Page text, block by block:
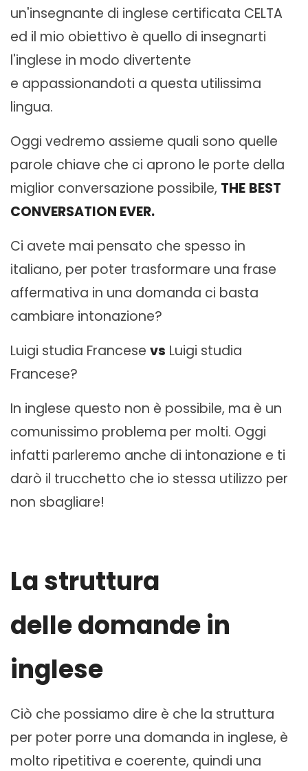
un'insegnante di inglese certificata CELTA
ed il mio obiettivo è quello di insegnarti
l'inglese in modo divertente
e appassionandoti a questa utilissima
lingua.
Oggi vedremo assieme quali sono quelle
parole chiave che ci aprono le porte della
miglior conversazione possibile, THE BEST
CONVERSATION EVER.
Ci avete mai pensato che spesso in
italiano, per poter trasformare una frase
affermativa in una domanda ci basta
cambiare intonazione?
Luigi studia Francese vs Luigi studia
Francese?
In inglese questo non è possibile, ma è un
comunissimo problema per molti. Oggi
infatti parleremo anche di intonazione e ti
darò il trucchetto che io stessa utilizzo per
non sbagliare!
La struttura
delle domande in
inglese
Ciò che possiamo dire è che la struttura
per poter porre una domanda in inglese, è
molto ripetitiva e coerente, quindi una